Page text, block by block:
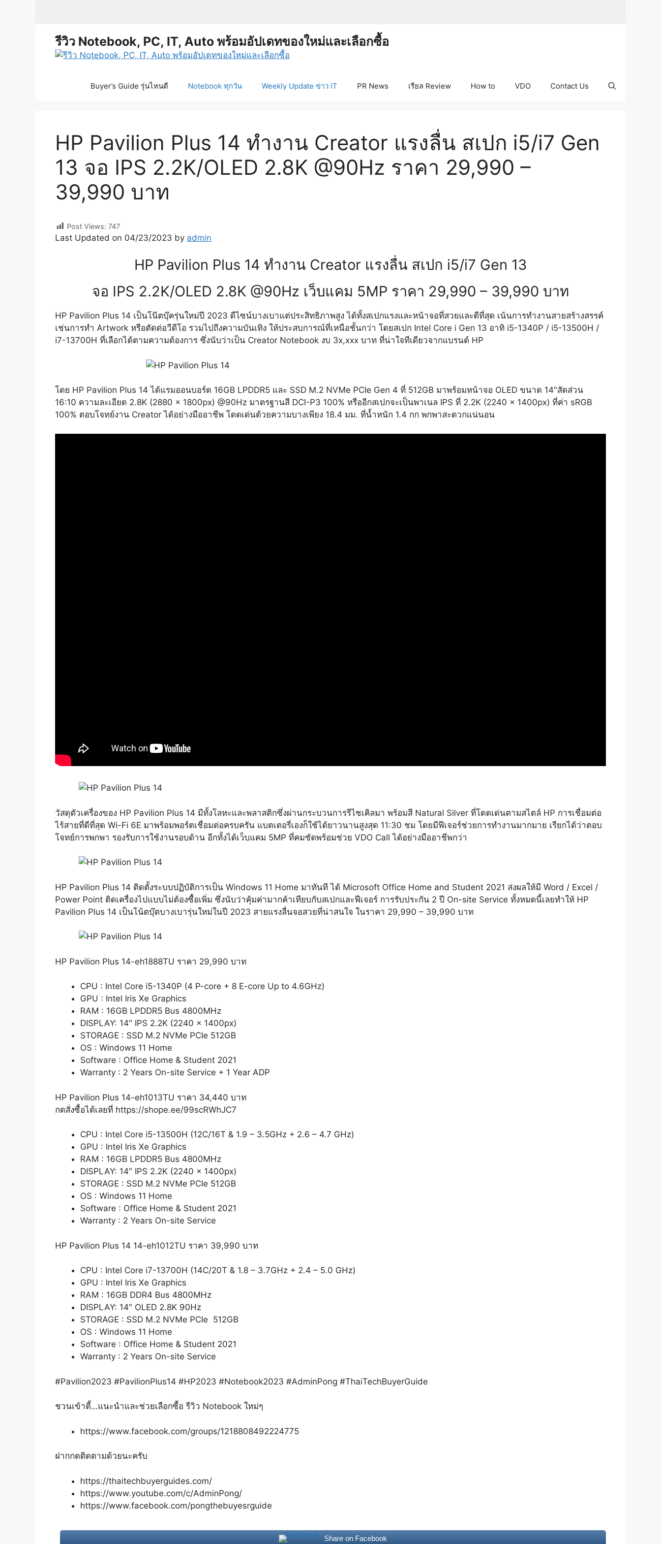
รีวิว Notebook, PC, IT, Auto พร้อมอัปเดทของใหม่และเลือกซื้อ
Buyer’s Guide รุ่นไหนดี Notebook ทุกวัน Weekly Update ข่าว IT PR News เรียล Review How to VDO Contact Us
HP Pavilion Plus 14 ทำงาน Creator แรงลื่น สเปก i5/i7 Gen
13 จอ IPS 2.2K/OLED 2.8K @90Hz ราคา 29,990 –
39,990 บาท
Post Views: 747
Last Updated on 04/23/2023 by admin
HP Pavilion Plus 14 ทำงาน Creator แรงลื่น สเปก i5/i7 Gen 13
จอ IPS 2.2K/OLED 2.8K @90Hz เว็บแคม 5MP ราคา 29,990 – 39,990 บาท
HP Pavilion Plus 14 เป็นโน๊ตบุ๊ครุ่นใหม่ปี 2023 ดีไซน์บางเบาแต่ประสิทธิภาพสูง ได้ทั้งสเปกแรงและหน้าจอที่สวยและดีที่สุด เน้นการทำงานสายสร้างสรรค์
เช่นการทำ Artwork หรือตัดต่อวีดีโอ รวมไปถึงความบันเทิง ให้ประสบการณ์ที่เหนือชั้นกว่า โดยสเปก Intel Core i Gen 13 อาทิ i5-1340P / i5-13500H /
i7-13700H ที่เลือกได้ตามความต้องการ ซึ่งนับว่าเป็น Creator Notebook งบ 3x,xxx บาท ที่น่าใจทีเดียวจากแบรนด์ HP
โดย HP Pavilion Plus 14 ได้แรมออนบอร์ด 16GB LPDDR5 และ SSD M.2 NVMe PCIe Gen 4 ที่ 512GB มาพร้อมหน้าจอ OLED ขนาด 14″สัดส่วน
16:10 ความละเอียด 2.8K (2880 x 1800px) @90Hz มาตรฐานสี DCI-P3 100% หรืออีกสเปกจะเป็นพาเนล IPS ที่ 2.2K (2240 x 1400px) ที่ค่า sRGB
100% ตอบโจทย์งาน Creator ได้อย่างมืออาชีพ โดดเด่นด้วยความบางเพียง 18.4 มม. ที่น้ำหนัก 1.4 กก พกพาสะดวกแน่นอน
วัสดุตัวเครื่องของ HP Pavilion Plus 14 มีทั้งโลหะและพลาสติกซึ่งผ่านกระบวนการรีไซเคิลมา พร้อมสี Natural Silver ที่โดดเด่นตามสไตล์ HP การเชื่อมต่อ
ไร้สายที่ดีที่สุด Wi-Fi 6E มาพร้อมพอร์ตเชื่อมต่อครบครัน แบตเตอรี่เองก็ใช้ได้ยาวนานสูงสุด 11:30 ชม โดยมีฟีเจอร์ช่วยการทำงานมากมาย เรียกได้ว่าตอบ
โจทย์การพกพา รองรับการใช้งานรอบด้าน อีกทั้งได้เว็บแคม 5MP ที่คมชัดพร้อมช่วย VDO Call ได้อย่างมืออาชีพกว่า
HP Pavilion Plus 14 ติดตั้งระบบปฏิบัติการเป็น Windows 11 Home มาทันที ได้ Microsoft Office Home and Student 2021 ส่งผลให้มี Word / Excel /
Power Point ติดเครื่องไปแบบไม่ต้องซื้อเพิ่ม ซึ่งนับว่าคุ้มค่ามากค้าเทียบกับสเปกและฟีเจอร์ การรับประกัน 2 ปี On-site Service ทั้งหมดนี้เลยทำให้ HP
Pavilion Plus 14 เป็นโน้ตบุ๊ตบางเบารุ่นใหม่ในปี 2023 สายแรงลื่นจอสวยที่น่าสนใจ ในราคา 29,990 – 39,990 บาท
HP Pavilion Plus 14-eh1888TU ราคา 29,990 บาท
CPU : Intel Core i5-1340P (4 P-core + 8 E-core Up to 4.6GHz)
GPU : Intel Iris Xe Graphics
RAM : 16GB LPDDR5 Bus 4800MHz
DISPLAY: 14″ IPS 2.2K (2240 x 1400px)
STORAGE : SSD M.2 NVMe PCIe 512GB
OS : Windows 11 Home
Software : Office Home & Student 2021
Warranty : 2 Years On-site Service + 1 Year ADP
HP Pavilion Plus 14-eh1013TU ราคา 34,440 บาท
กดสั่งซื้อได้เลยที่ https://shope.ee/99scRWhJC7
CPU : Intel Core i5-13500H (12C/16T & 1.9 – 3.5GHz + 2.6 – 4.7 GHz)
GPU : Intel Iris Xe Graphics
RAM : 16GB LPDDR5 Bus 4800MHz
DISPLAY: 14″ IPS 2.2K (2240 x 1400px)
STORAGE : SSD M.2 NVMe PCIe 512GB
OS : Windows 11 Home
Software : Office Home & Student 2021
Warranty : 2 Years On-site Service
HP Pavilion Plus 14 14-eh1012TU ราคา 39,990 บาท
CPU : Intel Core i7-13700H (14C/20T & 1.8 – 3.7GHz + 2.4 – 5.0 GHz)
GPU : Intel Iris Xe Graphics
RAM : 16GB DDR4 Bus 4800MHz
DISPLAY: 14″ OLED 2.8K 90Hz
STORAGE : SSD M.2 NVMe PCIe 512GB
OS : Windows 11 Home
Software : Office Home & Student 2021
Warranty : 2 Years On-site Service
#Pavilion2023 #PavilionPlus14 #HP2023 #Notebook2023 #AdminPong #ThaiTechBuyerGuide
ชวนเข้าตี้…แนะนำและช่วยเลือกซื้อ รีวิว Notebook ใหม่ๆ
https://www.facebook.com/groups/1218808492224775
ฝากกดติดตามด้วยนะครับ
https://thaitechbuyerguides.com/
https://www.youtube.com/c/AdminPong/
https://www.facebook.com/pongthebuyesrguide
Share on Facebook